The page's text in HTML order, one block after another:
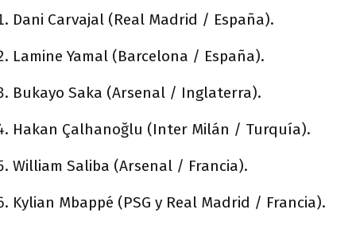
Dani Carvajal (Real Madrid / España).
Lamine Yamal (Barcelona / España).
Bukayo Saka (Arsenal / Inglaterra).
Hakan Çalhanoğlu (Inter Milán / Turquía).
William Saliba (Arsenal / Francia).
Kylian Mbappé (PSG y Real Madrid / Francia).